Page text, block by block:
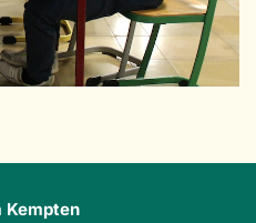
Kempten